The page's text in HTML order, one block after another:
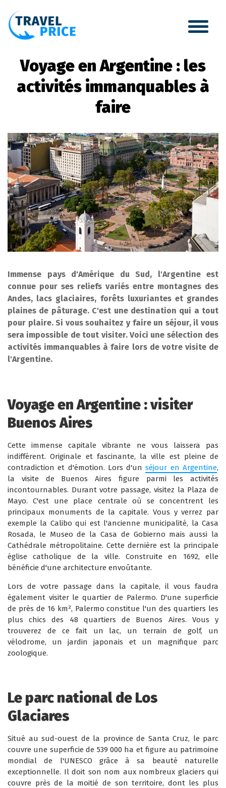
Voyage en Argentine : les
activités immanquables à
faire
Immense pays d'Amérique du Sud, l'Argentine est
connue pour ses reliefs variés entre montagnes des
Andes, lacs glaciaires, forêts luxuriantes et grandes
plaines de pâturage. C'est une destination qui a tout
pour plaire. Si vous souhaitez y faire un séjour, il vous
sera impossible de tout visiter. Voici une sélection des
activités immanquables à faire lors de votre visite de
l'Argentine.
Voyage en Argentine : visiter
Buenos Aires
Cette immense capitale vibrante ne vous laissera pas
indifférent. Originale et fascinante, la ville est pleine de
contradiction et d'émotion. Lors d'unséjour en Argentine,
la visite de Buenos Aires figure parmi les activités
incontournables. Durant votre passage, visitez la Plaza de
Mayo. C'est une place centrale où se concentrent les
principaux monuments de la capitale. Vous y verrez par
exemple la Calibo qui est l'ancienne municipalité, la Casa
Rosada, le Museo de la Casa de Gobierno mais aussi la
Cathédrale métropolitaine. Cette dernière est la principale
église catholique de la ville. Construite en 1692, elle
bénéficie d'une architecture envoûtante.
Lors de votre passage dans la capitale, il vous faudra
également visiter le quartier de Palermo. D'une superficie
de près de 16 km², Palermo constitue l'un des quartiers les
plus chics des 48 quartiers de Buenos Aires. Vous y
trouverez de ce fait un lac, un terrain de golf, un
vélodrome, un jardin japonais et un magnifique parc
zoologique.
Le parc national de Los
Glaciares
Situé au sud-ouest de la province de Santa Cruz, le parc
couvre une superficie de 539 000 ha et figure au patrimoine
mondial de l'UNESCO grâce à sa beauté naturelle
exceptionnelle. Il doit son nom aux nombreux glaciers qui
couvre près de la moitié de son territoire, dont les plus